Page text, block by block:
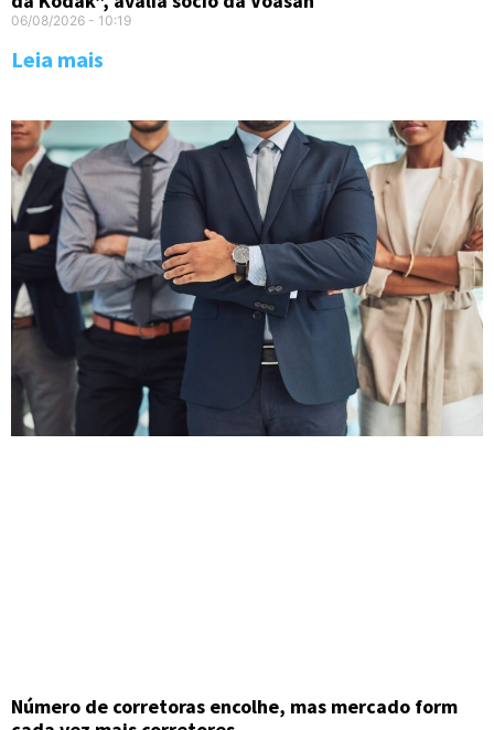
06/08/2026 10:19
Leia mais
Número de corretoras encolhe, mas mercado form